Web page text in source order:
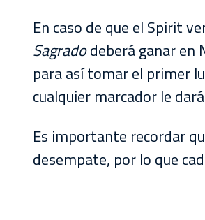
En caso de que el Spirit
Sagradodeberá ganar en
para así tomar el primer
cualquier marcador le
Es importante recordar
desempate, por lo que